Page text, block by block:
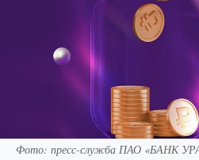
Фото: пресс-служба ПАО «БАНК